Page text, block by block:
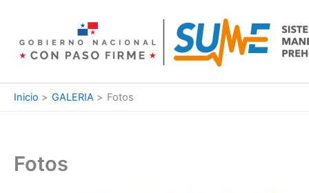
contenido
Inicio GALERIA Fotos
Fotos